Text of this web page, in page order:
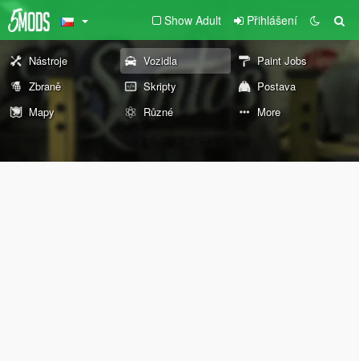
Show Adult Přihlášení
Nástroje Vozidla
Paint Jobs
Zbraně
Skripty
Postava
Mapy
Různé More